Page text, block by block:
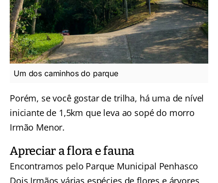
Um dos caminhos do parque
Porém, se você gostar de trilha, há uma de nível
iniciante de 1,5km que leva ao sopé do morro
Irmão Menor.
Apreciar a flora e fauna
Encontramos pelo Parque Municipal Penhasco